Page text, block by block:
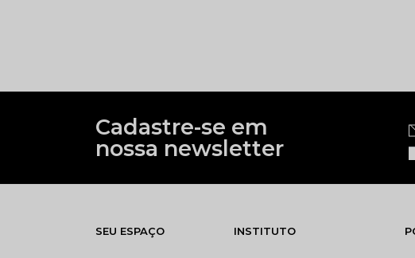
Cadastre-se em
nossa newsletter
SEU ESPAÇO INSTITUTO